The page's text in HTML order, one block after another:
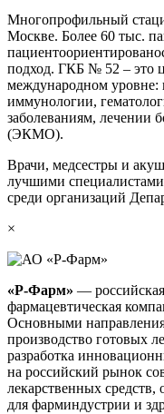
Многопрофильный
Москве. Более 60 тыс.
подход. ГКБ № 52 – это
международном уровне:
иммунологии,
заболеваниям, лечении
(ЭКМО).
Врачи, медсестры и
лучшими
среди организаций
×
«Р-Фарм» —
фармацевтическая
Основными
производство готовых
разработка
на российский рынок
лекарственных средств,
для фарминдустрии и